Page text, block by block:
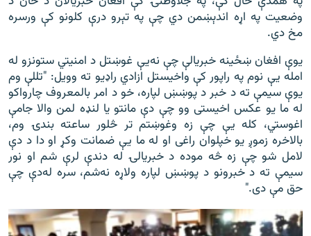
وضعیت په اړه اندېښمن دي چې په تېرو درې کلونو کې ورسره
مخ دي.
یوې افغان ښځینه خبریالې چې نه‌یې غوښتل د امنيتي ستونزو له
امله يې نوم په راپور کې واخیستل ازادي راډیو ته وویل: "تللې وم
يوې سيمې ته د خبر د پوښښ لپاره، خو د امر بالمعروف چارواکو
له ما يو عکس اخيستى وو چې دې مانتو یا لنډه لمن والا جامې
اغوستي، کله يې چې زه وغوښتم تر څلور ساعته بندۍ وم،
بالاخره زموږ يو خپلوان راغى او له ما يې ضمانت وکړ او دا د دې
لامل شو چې زه څه موده د خبريالۍ له دندې لرې شم او نور
سيمې ته د خبرونو د پوښښ لپاره ولاړه نه‌شم، سره له‌دې چې
حق مې دى."